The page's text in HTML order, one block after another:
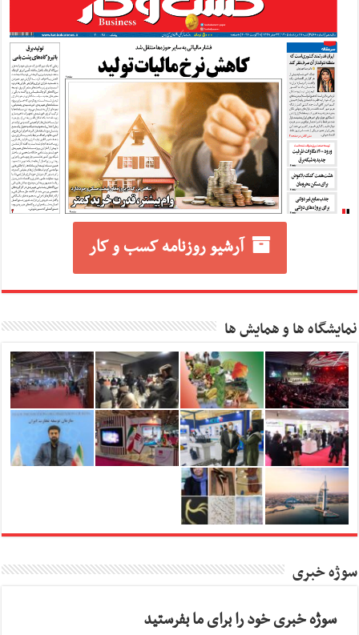
آرشیو روزنامه کسب و کار
نمایشگاه ها و همایش ها
سوژه خبری
سوژه خبری خود را برای ما بفرستید